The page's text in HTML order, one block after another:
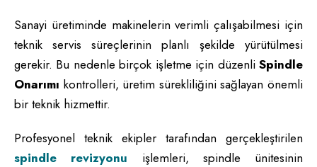
Sanayi üretiminde makinelerin verimli çalışabilmesi için
teknik servis süreçlerinin planlı şekilde yürütülmesi
gerekir. Bu nedenle birçok işletme için düzenli Spindle
Onarımı kontrolleri, üretim sürekliliğini sağlayan önemli
bir teknik hizmettir.
Profesyonel teknik ekipler tarafından gerçekleştirilen
spindle revizyonu işlemleri, spindle ünitesinin